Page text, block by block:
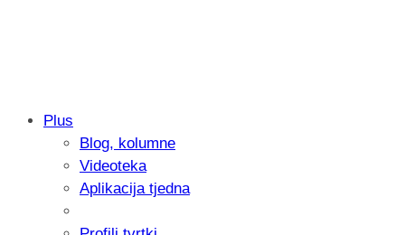
Samsung otkrio kako je nastajala
donijelo tanje i izdržljivije preklopne
Plus
Blog, kolumne
Videoteka
Aplikacija tjedna